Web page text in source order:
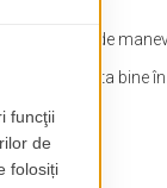
mai ușor de
pot arăta bine